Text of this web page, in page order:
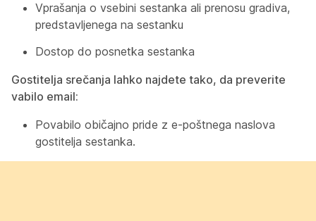
Vprašanja o vsebini sestanka ali prenosu gradiva,
predstavljenega na sestanku
Dostop do posnetka sestanka
Gostitelja srečanja lahko najdete tako, da preverite
vabilo email:
Povabilo običajno pride z e-poštnega naslova
gostitelja sestanka.